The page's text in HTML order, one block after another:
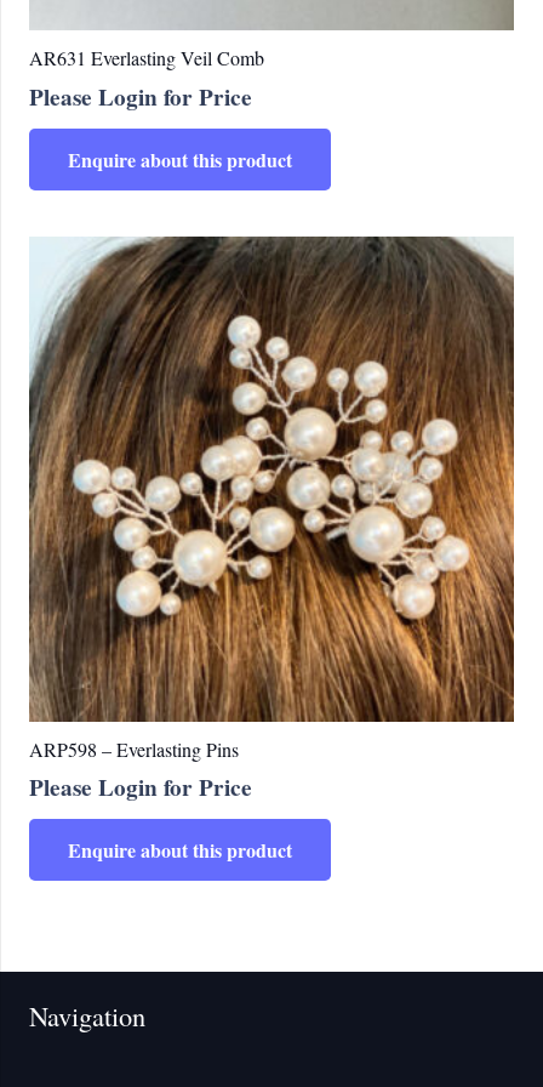
AR631 Everlasting Veil Comb
Please Login for Price
Enquire about this product
ARP598 – Everlasting Pins
Please Login for Price
Enquire about this product
Navigation